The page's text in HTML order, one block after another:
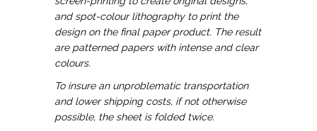
and spot-colour lithography to print the
design on the final paper product. The result
are patterned papers with intense and clear
colours.
To insure an unproblematic transportation
and lower shipping costs, if not otherwise
possible, the sheet is folded twice.